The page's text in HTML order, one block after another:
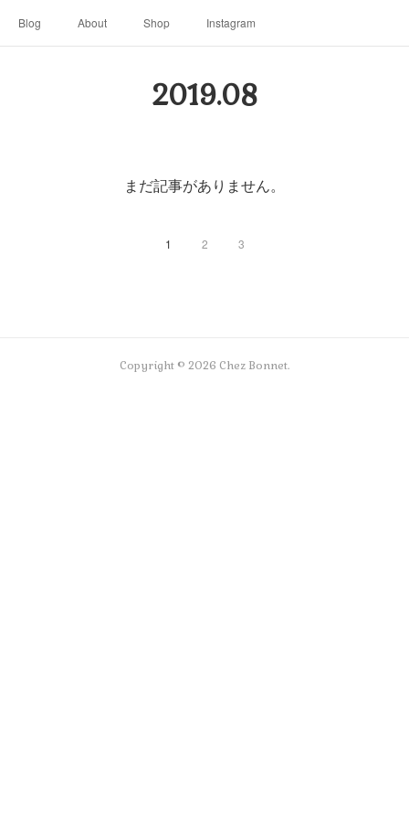
Blog About Shop Instagram
2019.08
まだ記事がありません。
1 2 3
Copyright © 2026 Chez Bonnet.